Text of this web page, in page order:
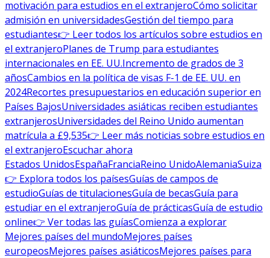
motivación para estudios en el extranjeroCómo solicitar
admisión en universidadesGestión del tiempo para
estudiantes👉 Leer todos los artículos sobre estudios en
el extranjeroPlanes de Trump para estudiantes
internacionales en EE. UU.Incremento de grados de 3
añosCambios en la política de visas F-1 de EE. UU. en
2024Recortes presupuestarios en educación superior en
Países BajosUniversidades asiáticas reciben estudiantes
extranjerosUniversidades del Reino Unido aumentan
matrícula a £9,535👉 Leer más noticias sobre estudios en
el extranjeroEscuchar ahora
Estados UnidosEspañaFranciaReino UnidoAlemaniaSuiza
👉 Explora todos los paísesGuías de campos de
estudioGuías de titulacionesGuía de becasGuía para
estudiar en el extranjeroGuía de prácticasGuía de estudio
online👉 Ver todas las guíasComienza a explorar
Mejores países del mundoMejores países
europeosMejores países asiáticosMejores países para